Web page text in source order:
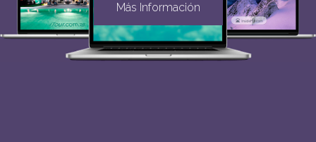
Más Información